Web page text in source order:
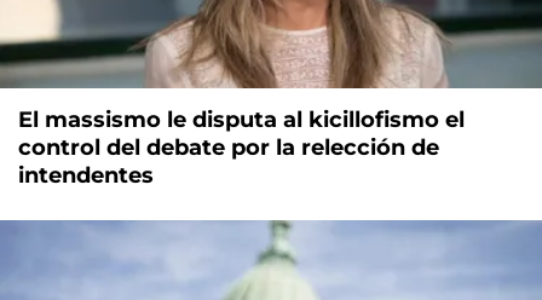
El massismo le disputa al kicillofismo el
control del debate por la relección de
intendentes